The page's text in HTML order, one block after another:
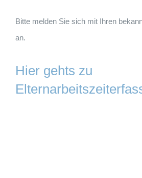
Bitte melden Sie sich mit Ihren
an.
Hier gehts zu